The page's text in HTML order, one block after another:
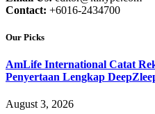
Contact: +6016-2434700
Our Picks
AmLife International Catat
Penyertaan Lengkap
August 3, 2026